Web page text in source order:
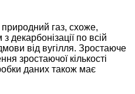
газ, схоже,
декарбонізації по всій
від вугілля. Зростаюче
зростаючої кількості
даних також має